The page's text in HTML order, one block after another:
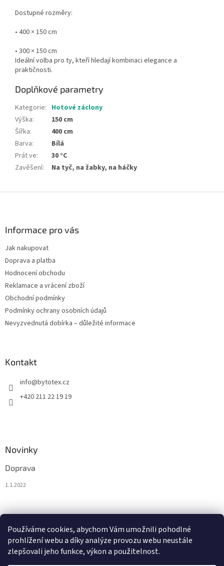
Používáme cookies, abychom Vám umožnili pohodlné
prohlížení webu a díky analýze provozu webu neustále
zlepšovali jeho funkce, výkon a použitelnost.
Dostupné rozměry:
• 400 × 150 cm
• 300 × 150 cm
Ideální volba pro ty, kteří hledají kombinaci elegance a
praktičnosti.
Doplňkové parametry
Kategorie: Hotové záclony
Výška:
150 cm
Šířka:
400 cm
Barva:
Bílá
Prát ve:
30 °C
Zavěšení: Na tyč, na žabky, na háčky
Informace pro vás
Jak nakupovat
Doprava a platba
Hodnocení obchodu
Reklamace a vrácení zboží
Obchodní podmínky
Podmínky ochrany osobních údajů
Nevyzvednutá dobírka – důležité informace
Kontakt
info@bytotex.cz
+420 211 22 19 19
Novinky
Doprava
1.1.2022
0KS /0 KČ